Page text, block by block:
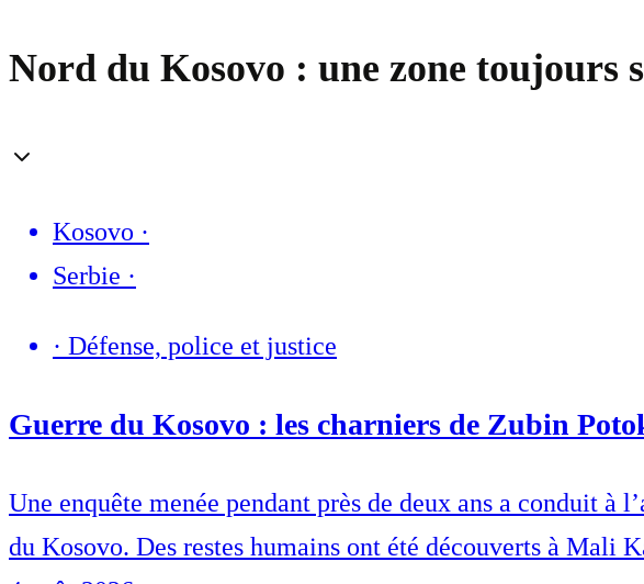
Nord du Kosovo : une zone toujours
Kosovo ·
Serbie ·
· Défense, police et justice
Guerre du Kosovo : les charniers de Zubin
Une enquête menée pendant près de deux ans a conduit à
du Kosovo. Des restes humains ont été découverts à Mali